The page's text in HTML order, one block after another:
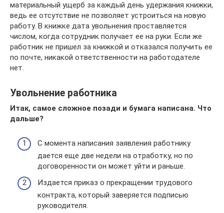
материальный ущерб за каждый день удержания книжки,
ведь ее отсутствие не позволяет устроиться на новую
работу. В книжке дата увольнения проставляется
числом, когда сотрудник получает ее на руки. Если же
работник не пришел за книжкой и отказался получить ее
по почте, никакой ответственности на работодателе
нет.
Увольнение работника
Итак, самое сложное позади и бумага написана. Что
дальше?
С момента написания заявления работнику
дается еще две недели на отработку, но по
договоренности он может уйти и раньше.
Издается приказ о прекращении трудового
контракта, который заверяется подписью
руководителя.